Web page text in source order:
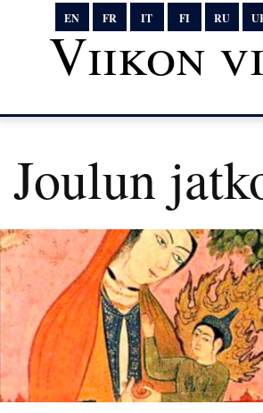
EN FR IT FI RU
Viikon
Joulun